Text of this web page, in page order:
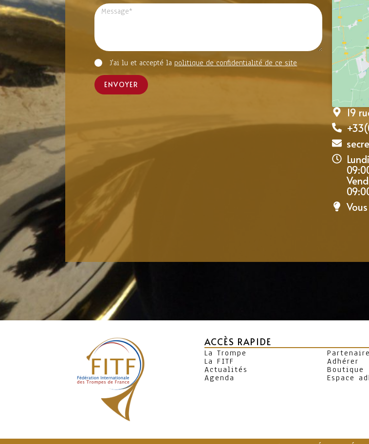
J'ai lu et accepté la politique de confidentialité de ce site
ENVOYER
19
ACCÈS RAPIDE
La Trompe
La FITF
Actualités
Agenda
Adhérer
Boutique
Espace